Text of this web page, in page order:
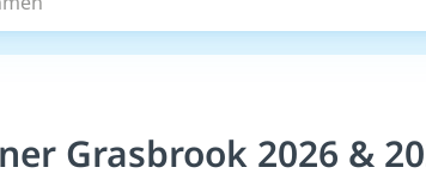
Grasbrook 2026 &